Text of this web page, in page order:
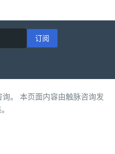
订阅
询。 本页面内容由触脉咨询发